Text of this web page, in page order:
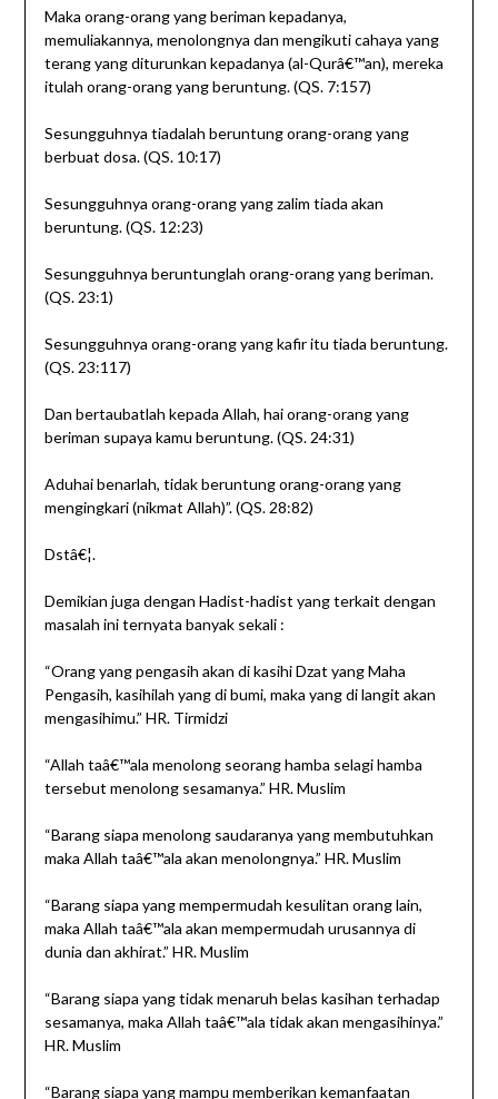
Maka orang-orang yang beriman kepadanya,
memuliakannya, menolongnya dan mengikuti cahaya yang
terang yang diturunkan kepadanya (al-Qurâ€™an), mereka
itulah orang-orang yang beruntung. (QS. 7:157)
Sesungguhnya tiadalah beruntung orang-orang yang
berbuat dosa. (QS. 10:17)
Sesungguhnya orang-orang yang zalim tiada akan
beruntung. (QS. 12:23)
Sesungguhnya beruntunglah orang-orang yang beriman.
(QS. 23:1)
Sesungguhnya orang-orang yang kafir itu tiada beruntung.
(QS. 23:117)
Dan bertaubatlah kepada Allah, hai orang-orang yang
beriman supaya kamu beruntung. (QS. 24:31)
Aduhai benarlah, tidak beruntung orang-orang yang
mengingkari (nikmat Allah)”. (QS. 28:82)
Dstâ€¦.
Demikian juga dengan Hadist-hadist yang terkait dengan
masalah ini ternyata banyak sekali :
“Orang yang pengasih akan di kasihi Dzat yang Maha
Pengasih, kasihilah yang di bumi, maka yang di langit akan
mengasihimu.” HR. Tirmidzi
“Allah taâ€™ala menolong seorang hamba selagi hamba
tersebut menolong sesamanya.” HR. Muslim
“Barang siapa menolong saudaranya yang membutuhkan
maka Allah taâ€™ala akan menolongnya.” HR. Muslim
“Barang siapa yang mempermudah kesulitan orang lain,
maka Allah taâ€™ala akan mempermudah urusannya di
dunia dan akhirat.” HR. Muslim
“Barang siapa yang tidak menaruh belas kasihan terhadap
sesamanya, maka Allah taâ€™ala tidak akan mengasihinya.”
HR. Muslim
“Barang siapa yang mampu memberikan kemanfaatan